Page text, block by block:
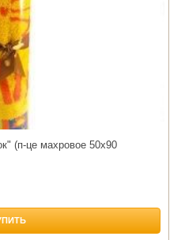
(п-це махровое 50х90